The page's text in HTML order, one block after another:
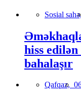
Sosial
hiss
bahalaşır
Qafqaz,